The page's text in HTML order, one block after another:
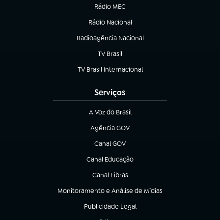
Rádio MEC
(abre em nova aba)
Rádio Nacional
Radioagência Nacional
(abre em nova aba)
TV Brasil
(abre em nova aba)
TV Brasil Internacional
(abre em nova aba)
Serviços
A Voz do Brasil
(abre em nova aba)
Agência GOV
(abre em nova aba)
Canal GOV
(abre em nova aba)
Canal Educação
(abre em nova aba)
Canal Libras
(abre em nova aba)
Monitoramento e Análise de Mídias
(abre em nova aba)
Publicidade Legal
(abre em nova aba)